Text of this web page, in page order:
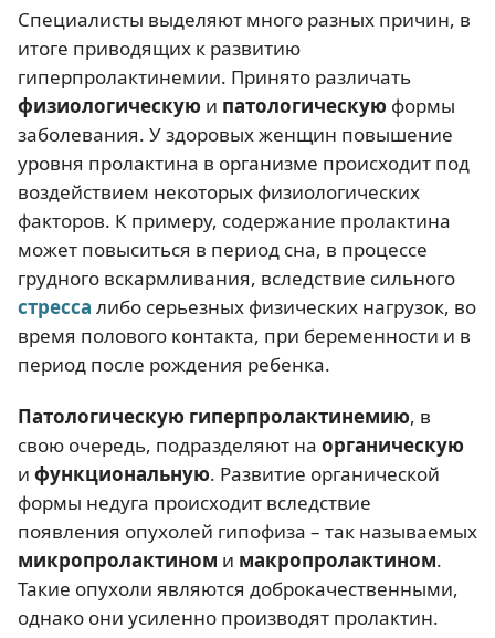
Специалисты выделяют много разных причин, в
итоге приводящих к развитию
гиперпролактинемии. Принято различать
физиологическую и патологическую формы
заболевания. У здоровых женщин повышение
уровня пролактина в организме происходит под
воздействием некоторых физиологических
факторов. К примеру, содержание пролактина
может повыситься в период сна, в процессе
грудного вскармливания, вследствие сильного
стресса либо серьезных физических нагрузок, во
время полового контакта, при беременности и в
период после рождения ребенка.
Патологическую гиперпролактинемию, в
свою очередь, подразделяют на органическую
и функциональную. Развитие органической
формы недуга происходит вследствие
появления опухолей гипофиза – так называемых
микропролактином и макропролактином.
Такие опухоли являются доброкачественными,
однако они усиленно производят пролактин.